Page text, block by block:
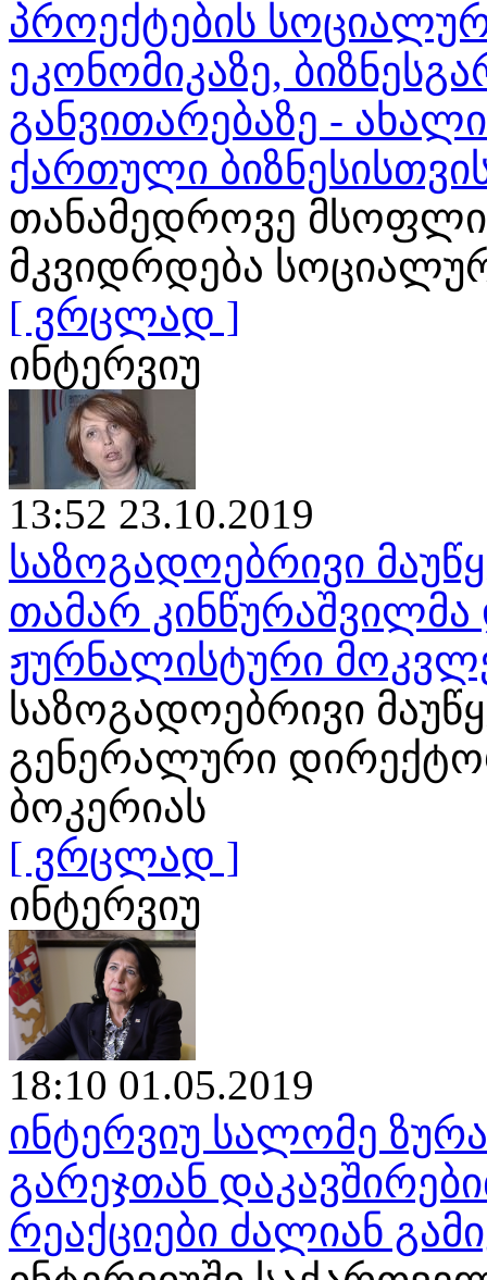
პროექტების
ეკონომიკაზე,
განვითარებაზე -
ქართული
თანამედროვე
მკვიდრდება
[ ვრცლად ]
ინტერვიუ
13:52 23.10.2019
საზოგადოებრივი
თამარ
ჟურნალისტური
საზოგადოებრივი
გენერალური
ბოკერიას
[ ვრცლად ]
ინტერვიუ
18:10 01.05.2019
ინტერვიუ სალომე
გარეჯთან
რეაქციები ძალიან